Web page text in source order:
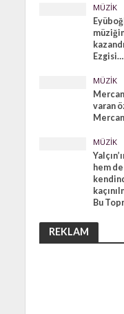
MÜZIK
Ezgisi…
MÜZIK
varan
MÜZIK
hem
Bu
REKLAM